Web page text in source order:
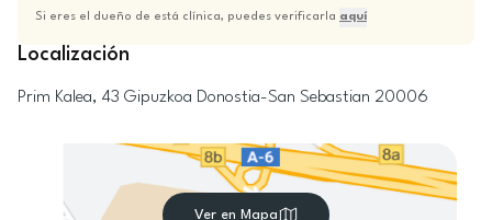
Si eres el dueño de está clínica, puedes verificarla aquí
Localización
Prim Kalea, 43 Gipuzkoa Donostia-San Sebastian 20006
Ver en Mapa